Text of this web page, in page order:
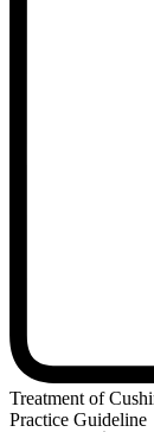
Treatment of
Practice Guideline